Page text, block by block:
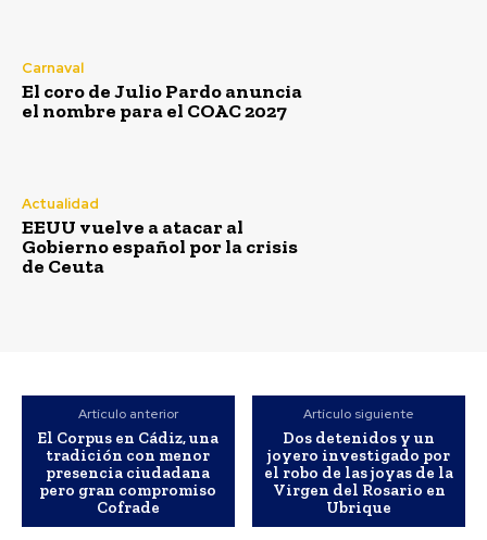
Carnaval
El coro de Julio Pardo anuncia
el nombre para el COAC 2027
Actualidad
EEUU vuelve a atacar al
Gobierno español por la crisis
de Ceuta
Artículo anterior
El Corpus en Cádiz, una
tradición con menor
presencia ciudadana
pero gran compromiso
Cofrade
Artículo siguiente
Dos detenidos y un
joyero investigado por
el robo de las joyas de la
Virgen del Rosario en
Ubrique